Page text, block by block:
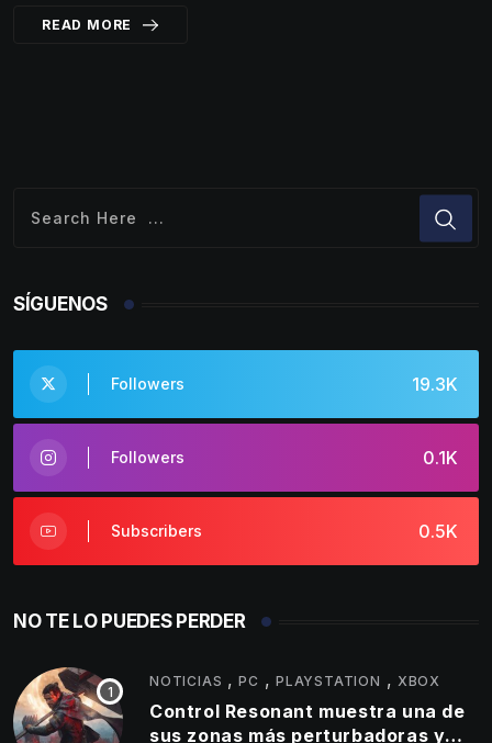
READ MORE
SÍGUENOS
19.3K
Followers
0.1K
Followers
0.5K
Subscribers
NO TE LO PUEDES PERDER
NOTICIAS ,PC ,PLAYSTATION , XBOX
Control Resonant muestra una de
sus zonas más perturbadoras y